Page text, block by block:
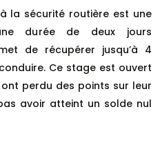
la sécurité routière est une
durée de deux jours
de récupérer jusqu’à 4
Ce stage est ouvert
perdu des points sur leur
avoir atteint un solde nul